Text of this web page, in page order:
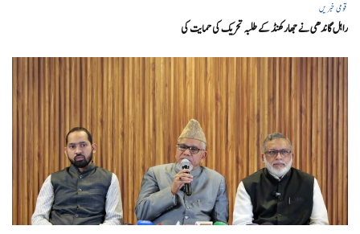
قومی خبریں
راہل گاندھی نے جھارکھنڈ کے طلبہ تحریک کی حمایت کی